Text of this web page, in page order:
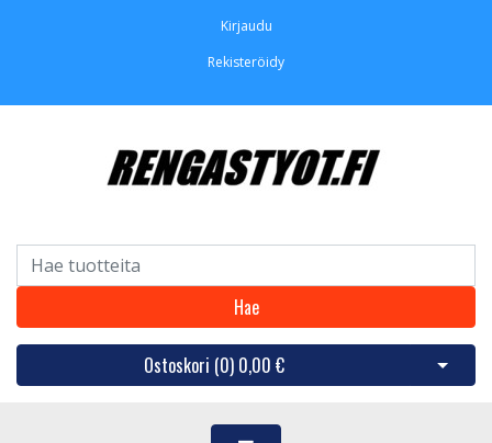
Kirjaudu
Rekisteröidy
Hae
Ostoskori (0) 0,00 € Avaa